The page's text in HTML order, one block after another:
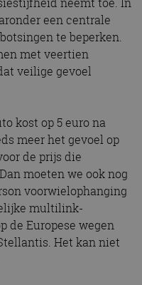
een centrale
te beperken.
met veertien
veilige gevoel
kost op 5 euro na
meer het gevoel op
de prijs die
moeten we ook nog
voorwielophanging
multilink-
de Europese wegen
Het kan niet